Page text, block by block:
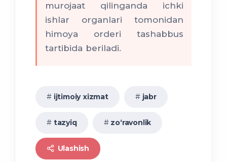
murojaat qilinganda ichki
ishlar organlari tomonidan
himoya orderi tashabbus
tartibida beriladi.
ijtimoiy xizmat jabr
tazyiq zo‘ravonlik
Ulashish